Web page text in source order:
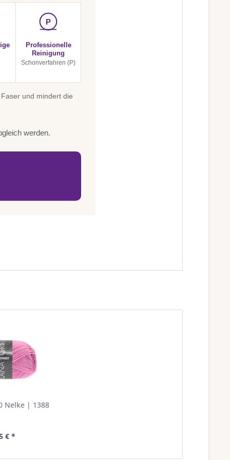
P
Professionelle
Reinigung
Schonverfahren (P)
und mindert die
werden.
Nelke | 1388
€ *